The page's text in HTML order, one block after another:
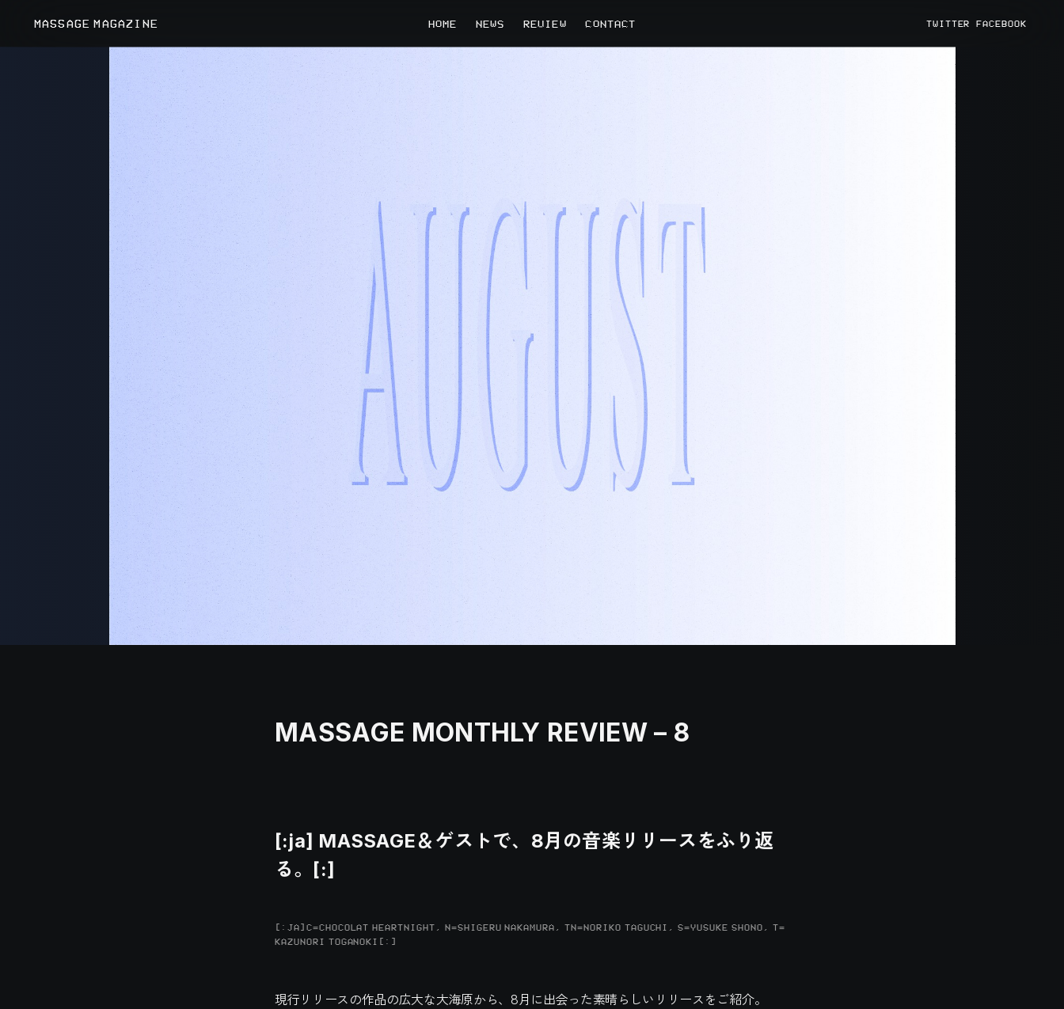
MASSAGE MAGAZINE HOME NEWS REVIEW CONTACT TWITTER FACEBOOK
MASSAGE MONTHLY REVIEW – 8
[:ja] MASSAGE＆ゲストで、8月の音楽リリースをふり返
る。[:]
[:JA]C=CHOCOLAT HEARTNIGHT, N=SHIGERU NAKAMURA, TN=NORIKO TAGUCHI, S=YUSUKE SHONO, T=
KAZUNORI TOGANOKI[:]
現行リリースの作品の広大な大海原から、8月に出会った素晴らしいリリースをご紹介。